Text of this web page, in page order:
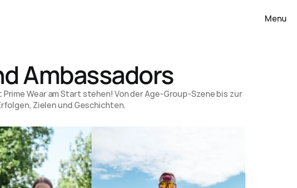
Menu
Ambassadors
Wear am Start stehen! Von der Age-Group-Szene bis zur
Zielen und Geschichten.